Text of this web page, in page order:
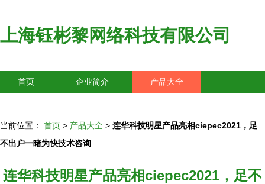
上海钰彬黎网络科技有限公司
首页 企业简介 产品大全
当前位置： 首页 > 产品大全 > 连华科技明星产品亮相ciepec2021，足
不出户一睹为快技术咨询
连华科技明星产品亮相ciepec2021，足不